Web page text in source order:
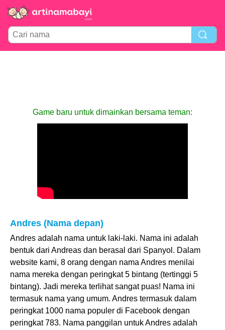
Game baru untuk dimainkan bersama teman:
Andres (Nama depan)
Andres adalah nama untuk laki-laki. Nama ini adalah
bentuk dari Andreas dan berasal dari Spanyol. Dalam
website kami, 8 orang dengan nama Andres menilai
nama mereka dengan peringkat 5 bintang (tertinggi 5
bintang). Jadi mereka terlihat sangat puas! Nama ini
termasuk nama yang umum. Andres termasuk dalam
peringkat 1000 nama populer di Facebook dengan
peringkat 783. Nama panggilan untuk Andres adalah